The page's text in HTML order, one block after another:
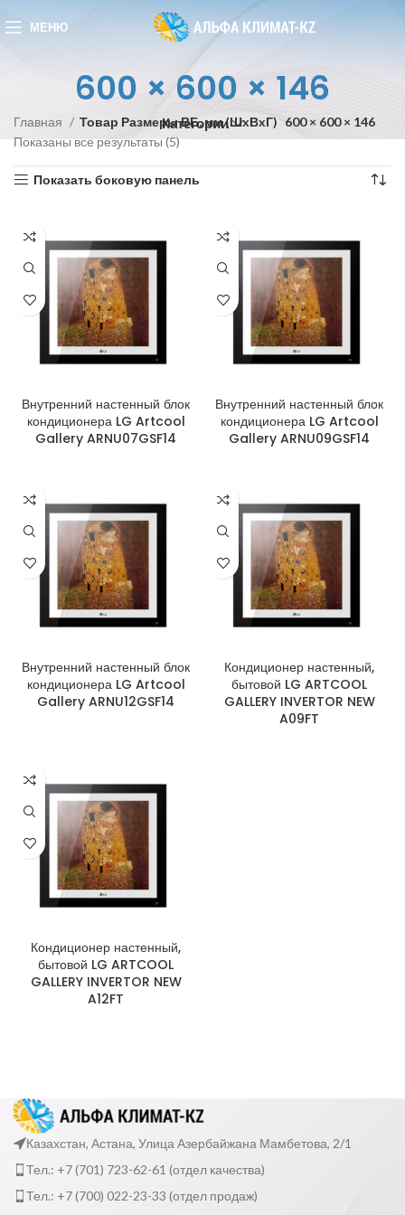
МЕНЮ
600 × 600 × 146
Категории
Главная Товар Размеры ВБ, мм (ШxВxГ) 600 × 600 × 146
Показаны все результаты (5)
Показать боковую панель
Внутренний настенный блок
кондиционера LG Artcool
Gallery ARNU07GSF14
Внутренний настенный блок
кондиционера LG Artcool
Gallery ARNU09GSF14
Внутренний настенный блок
кондиционера LG Artcool
Gallery ARNU12GSF14
Кондиционер настенный,
бытовой LG ARTCOOL
GALLERY INVERTOR NEW
A09FT
Кондиционер настенный,
бытовой LG ARTCOOL
GALLERY INVERTOR NEW
A12FT
Казахстан, Астана, Улица Азербайжана Мамбетова, 2/1
Тел.: +7 (701) 723-62-61 (отдел качества)
Тел.: +7 (700) 022-23-33 (отдел продаж)